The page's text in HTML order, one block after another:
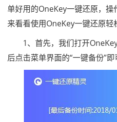
单好用的OneKey一键还原，
来看看使用OneKey一键还原轻
1、首先，我们打开OneKey
后点击菜单界面的“一键备份”即